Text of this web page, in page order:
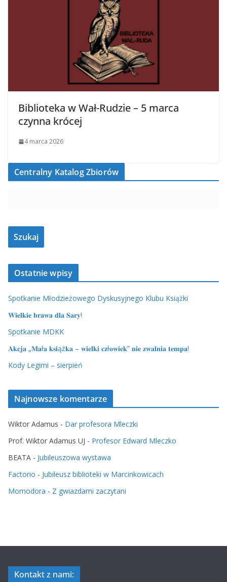
Biblioteka w Wał-Rudzie – 5 marca
czynna krócej
4 marca 2026
Centralny Katalog Zbiorów
Ostatnie wpisy
Spotkanie Młodzieżowego Dyskusyjnego Klubu Książki
𝐖𝐢𝐞𝐥𝐤𝐢𝐞 𝐛𝐫𝐚𝐰𝐚 𝐝𝐥𝐚 𝐒𝐚𝐫𝐲!
Spotkanie MDKK
𝐀𝐤𝐜𝐣𝐚 „𝐌𝐚ł𝐚 𝐤𝐬𝐢ąż𝐤𝐚 – 𝐰𝐢𝐞𝐥𝐤𝐢 𝐜𝐳ł𝐨𝐰𝐢𝐞𝐤” 𝐧𝐢𝐞 𝐳𝐰𝐚𝐥𝐧𝐢𝐚 𝐭𝐞𝐦𝐩𝐚!
Kody Legimi – sierpień
Najnowsze komentarze
Wiktor Adamus - Dar profesora Mleczki
Prof. Wiktor Adamus UJ - Profesor Edward Mleczko
BEATA - Jubileuszowa wystawa
Factorio - Jubileusz biblioteki w Marcinkowicach
Momodora - Z gwiazdami zaczytani
Kontakt z nami: